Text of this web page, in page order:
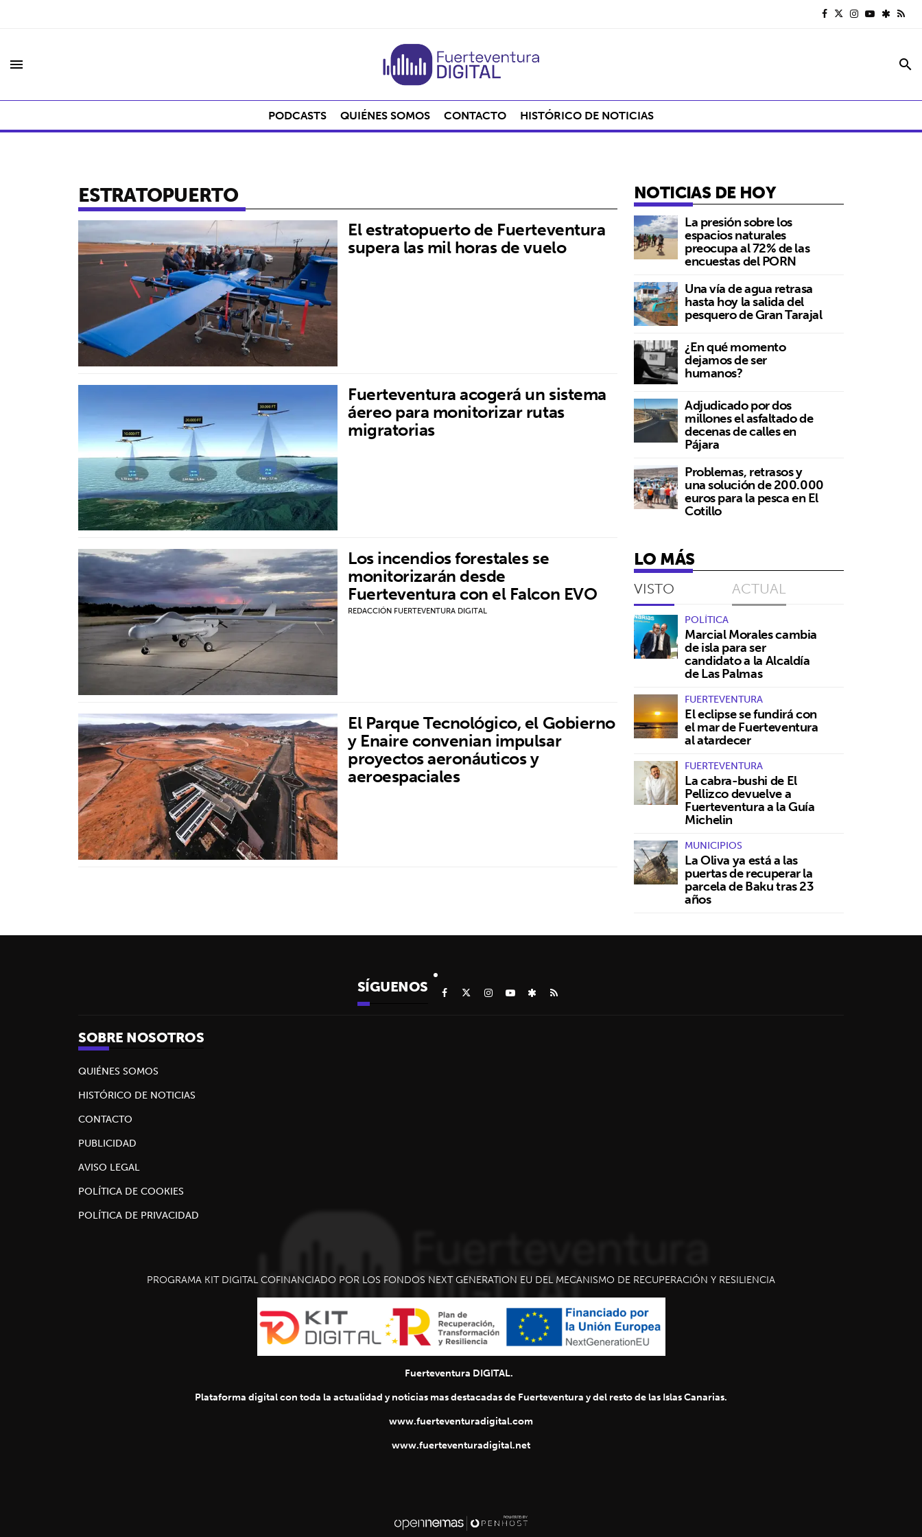
menu search
PODCASTS QUIÉNES SOMOS CONTACTO HISTÓRICO DE NOTICIAS
ESTRATOPUERTO
El estratopuerto de Fuerteventura
supera las mil horas de vuelo
Fuerteventura acogerá un sistema
áereo para monitorizar rutas
migratorias
Los incendios forestales se
monitorizarán desde
Fuerteventura con el Falcon EVO
REDACCIÓN FUERTEVENTURA DIGITAL
El Parque Tecnológico, el Gobierno
y Enaire convenian impulsar
proyectos aeronáuticos y
aeroespaciales
NOTICIAS DE HOY
La presión sobre los
espacios naturales
preocupa al 72% de las
encuestas del PORN
Una vía de agua retrasa
hasta hoy la salida del
pesquero de Gran Tarajal
¿En qué momento
dejamos de ser
humanos?
Adjudicado por dos
millones el asfaltado de
decenas de calles en
Pájara
Problemas, retrasos y
una solución de 200.000
euros para la pesca en El
Cotillo
LO MÁS
VISTO ACTUAL
POLÍTICA
Marcial Morales cambia
de isla para ser
candidato a la Alcaldía
de Las Palmas
FUERTEVENTURA
El eclipse se fundirá con
el mar de Fuerteventura
al atardecer
FUERTEVENTURA
La cabra-bushi de El
Pellizco devuelve a
Fuerteventura a la Guía
Michelin
MUNICIPIOS
La Oliva ya está a las
puertas de recuperar la
parcela de Baku tras 23
años
SÍGUENOS
SOBRE NOSOTROS
QUIÉNES SOMOS
HISTÓRICO DE NOTICIAS
CONTACTO
PUBLICIDAD
AVISO LEGAL
POLÍTICA DE COOKIES
POLÍTICA DE PRIVACIDAD
PROGRAMA KIT DIGITAL COFINANCIADO POR LOS FONDOS NEXT GENERATION EU DEL MECANISMO DE RECUPERACIÓN Y RESILIENCIA
Fuerteventura DIGITAL.
Plataforma digital con toda la actualidad y noticias mas destacadas de Fuerteventura y del resto de las Islas Canarias.
www.fuerteventuradigital.com
www.fuerteventuradigital.net